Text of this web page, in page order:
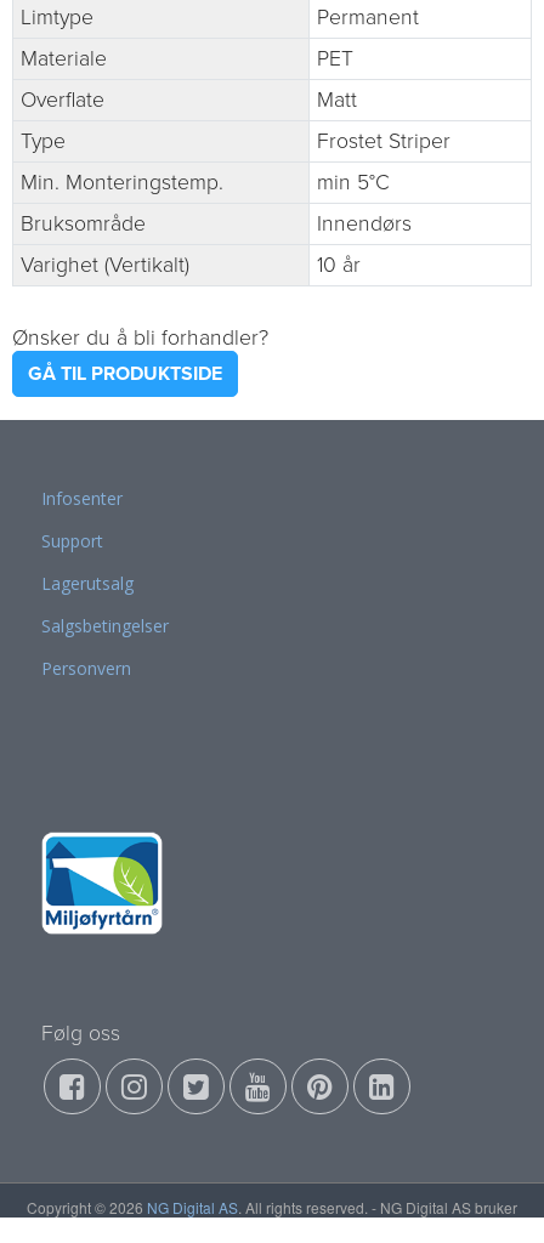
Limtype
Permanent
Materiale
PET
Overflate
Matt
Type
Frostet Striper
Min. Monteringstemp.
min 5°C
Bruksområde
Innendørs
Varighet (Vertikalt)
10 år
Ønsker du å bli forhandler?
GÅ TIL PRODUKTSIDE
Infosenter
Support
Lagerutsalg
Salgsbetingelser
Personvern
Følg oss
Copyright © 2026 NG Digital AS. All rights reserved. - NG Digital AS bruker